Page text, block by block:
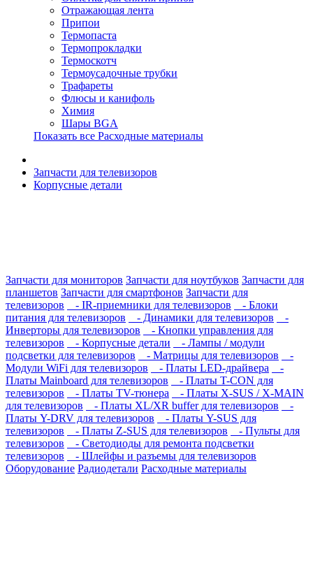
Отражающая лента
Припои
Термопаста
Термопрокладки
Термоскотч
Термоусадочные трубки
Трафареты
Флюсы и канифоль
Химия
Шары BGA
Показать все Расходные материалы
Запчасти для телевизоров
Корпусные детали
Запчасти для мониторов Запчасти для ноутбуков Запчасти для
планшетов Запчасти для смартфонов Запчасти для
телевизоров
- IR-приемники для телевизоров
- Блоки
питания для телевизоров
- Динамики для телевизоров
-
Инверторы для телевизоров
- Кнопки управления для
телевизоров
- Корпусные детали
- Лампы / модули
подсветки для телевизоров
- Матрицы для телевизоров
-
Модули WiFi для телевизоров
- Платы LED-драйвера
-
Платы Mainboard для телевизоров
- Платы T-CON для
телевизоров
- Платы TV-тюнера
- Платы X-SUS / X-MAIN
для телевизоров
- Платы XL/XR buffer для телевизоров
-
Платы Y-DRV для телевизоров
- Платы Y-SUS для
телевизоров
- Платы Z-SUS для телевизоров
- Пульты для
телевизоров
- Светодиоды для ремонта подсветки
телевизоров
- Шлейфы и разъемы для телевизоров
Оборудование Радиодетали Расходные материалы